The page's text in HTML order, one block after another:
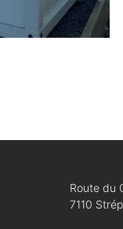
Route du
7110